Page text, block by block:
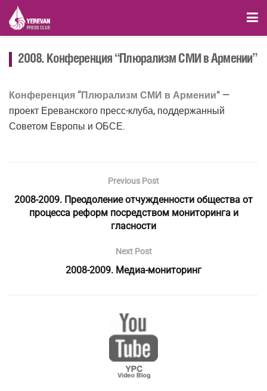
2008. Конференция “Плюрализм СМИ в Армении”
Конференция “Плюрализм СМИ в Армении” —
проект Ереванского пресс-клуба, поддержанный
Советом Европы и ОБСЕ.
Previous Post
2008-2009. Преодоление отчужденности общества от
процесса реформ посредством мониторинга и
гласности
Next Post
2008-2009. Медиа-мониторинг